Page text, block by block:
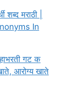
शब्द मराठी |
In
गट क
आरोग्य खाते